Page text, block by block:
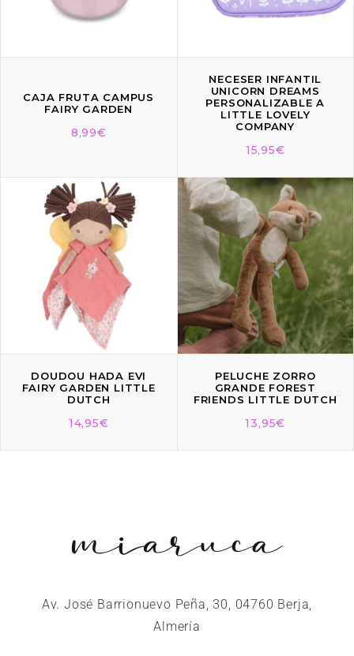
CAJA FRUTA CAMPUS
FAIRY GARDEN
8,99€
NECESER INFANTIL
UNICORN DREAMS
PERSONALIZABLE A
LITTLE LOVELY
COMPANY
15,95€
DOUDOU HADA EVI
FAIRY GARDEN LITTLE
DUTCH
14,95€
PELUCHE ZORRO
GRANDE FOREST
FRIENDS LITTLE DUTCH
13,95€
Av. José Barrionuevo Peña, 30, 04760 Berja,
Almería